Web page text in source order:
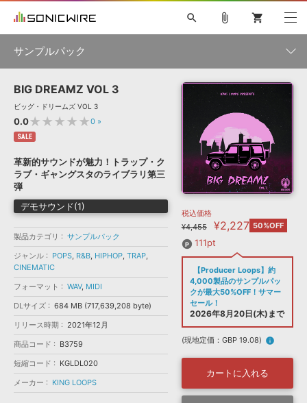
ソフト音源 »
プラグイン・エフェクト »
サンプルパック »
ソフトウェア／ツール »
DAW »
効果音 »
BGM »
特集 »
ニュースレター »
SONICWIREブログ »
製品サポート情報 »
DTMガイド »
FAQ »
お問い合わせ »
音楽カード
楽曲配信流通サービス
無償のサウンド管理ソフト
次世代型 ボーカル・エディタ
search
初音ミク NT 鏡音リン・レン V4X 巡音ルカ V4X
MEIKO V3
KAITO V3
VOCALOID
SPITFIRE AUDIO
VIENNA
EZ DRUMMER 3
ライセンスフリーBGM
ボーカル抜き出し
DUBSTEP
ELECTRONICA
EDM TRANCE MUTANT
ROUTER.FM
SONOCA
ソフト音源 プラグイン・エフェクト
ソフトウェア／ツール 効果音
attach_file shopping_cart
サンプルパック
製品一覧
メーカー
フォーマット
ランキング
BIG DREAMZ VOL 3
ビッグ・ドリームズ VOL 3
0.0★★★★★0 »
SALE
革新的サウンドが魅力！トラップ・ク
ラブ・ギャングスタのライブラリ第三
弾
デモサウンド(1)
製品カテゴリ
サンプルパック
ジャンル
POPS, R&B, HIPHOP, TRAP,
CINEMATIC
フォーマット
WAV, MIDI
DLサイズ
684 MB (717,639,208 byte)
リリース時期
2021年12月
商品コード
B3759
短縮コード
KGLDL020
メーカー
KING LOOPS
税込価格
¥4,455
¥2,227 50%OFF
111pt
【Producer Loops】約
4,000製品のサンプルパッ
クが最大50%OFF！サマー
セール！
2026年8月20日(木)まで
(現地定価：GBP 19.08) info
カートに入れる